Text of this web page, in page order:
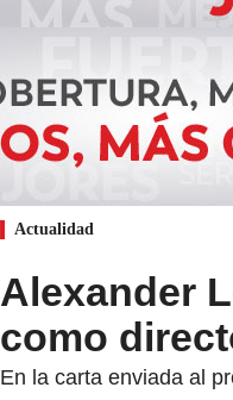
Actualidad
Alexander
como
En la carta enviada al